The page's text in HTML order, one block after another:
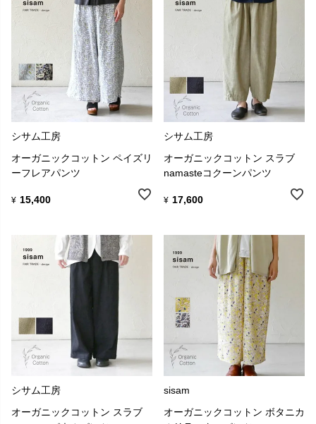
シサム工房
オーガニックコットン ペイズリ
ーフレアパンツ
¥ 15,400
シサム工房
オーガニックコットン スラブ
namasteコクーンパンツ
¥ 17,600
シサム工房
オーガニックコットン スラブ
sisam
オーガニックコットン ボタニカ